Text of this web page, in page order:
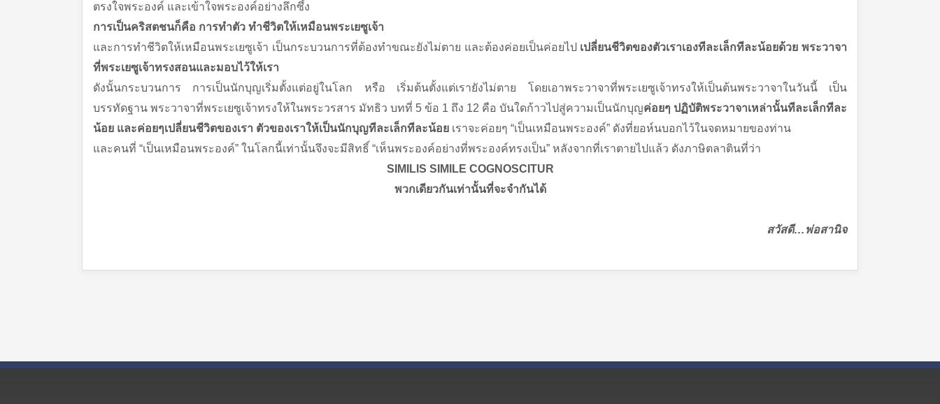
ตรงใจพระองค์ และเข้าใจพระองค์อย่างลึกซึ้ง
การเป็นคริสตชนก็คือ การทำตัว ทำชีวิตให้เหมือนพระเยซูเจ้า
และการทำชีวิตให้เหมือนพระเยซูเจ้า เป็นกระบวนการที่ต้องทำขณะยังไม่ตาย และต้องค่อยเป็นค่อยไป เปลี่ยนชีวิตของตัวเราเองทีละเล็กทีละน้อยด้วย พระวาจา
ที่พระเยซูเจ้าทรงสอนและมอบไว้ให้เรา
ดังนั้นกระบวนการ การเป็นนักบุญเริ่มตั้งแต่อยู่ในโลก หรือ เริ่มต้นตั้งแต่เรายังไม่ตาย โดยเอาพระวาจาที่พระเยซูเจ้าทรงให้เป็นต้นพระวาจาในวันนี้ เป็น
บรรทัดฐาน พระวาจาที่พระเยซูเจ้าทรงให้ในพระวรสาร มัทธิว บทที่ 5 ข้อ 1 ถึง 12 คือ บันใดก้าวไปสู่ความเป็นนักบุญค่อยๆ ปฏิบัติพระวาจาเหล่านั้นทีละเล็กทีละ
น้อย และค่อยๆเปลี่ยนชีวิตของเรา ตัวของเราให้เป็นนักบุญทีละเล็กทีละน้อย เราจะค่อยๆ “เป็นเหมือนพระองค์” ดังที่ยอห์นบอกไว้ในจดหมายของท่าน
และคนที่ “เป็นเหมือนพระองค์” ในโลกนี้เท่านั้นจึงจะมีสิทธิ์ “เห็นพระองค์อย่างที่พระองค์ทรงเป็น” หลังจากที่เราตายไปแล้ว ดังภาษิตลาตินที่ว่า
SIMILIS SIMILE COGNOSCITUR
พวกเดียวกันเท่านั้นที่จะจำกันได้
สวัสดี…พ่อสานิจ